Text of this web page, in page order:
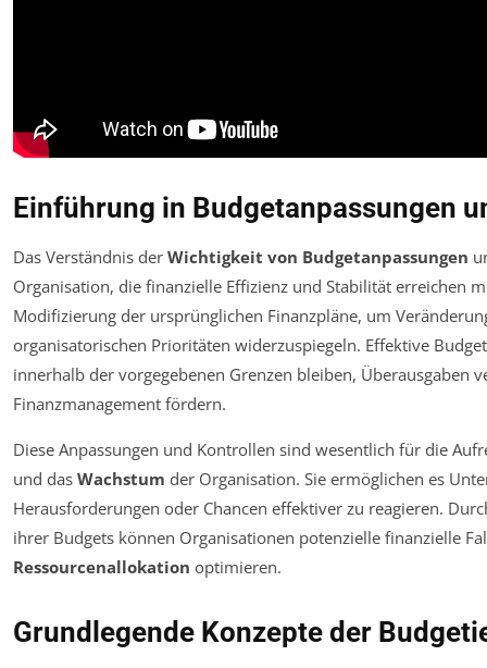
Einführung in Budgetanpassungen
Das Verständnis der Wichtigkeit von Budgetanpassungen
Organisation, die finanzielle Effizienz und Stabilität erreichen
Modifizierung der ursprünglichen Finanzpläne, um
organisatorischen Prioritäten widerzuspiegeln. Effektive
innerhalb der vorgegebenen Grenzen bleiben, Überausgaben
Finanzmanagement fördern.
Diese Anpassungen und Kontrollen sind wesentlich für die
und das Wachstum der Organisation. Sie ermöglichen es
Herausforderungen oder Chancen effektiver zu reagieren.
ihrer Budgets können Organisationen potenzielle finanzielle
Ressourcenallokation optimieren.
Grundlegende Konzepte der